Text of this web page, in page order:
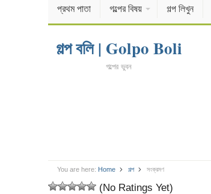
প্রথম পাতা গল্পের বিষয় গল্প লিখুন
গল্প বলি | Golpo Boli
গল্পের ভুবন
You are here: Home গল্প সংক্রমণ
(No Ratings Yet)